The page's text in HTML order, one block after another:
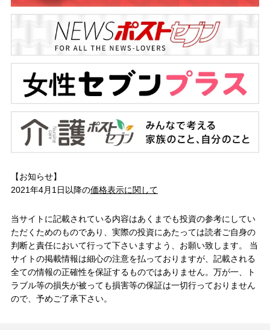
【お知らせ】
2021年4月1日以降の価格表示に関して
当サイトに記載されている内容はあくまでも投資の参考にしてい
ただくためのものであり、実際の投資にあたっては読者ご自身の
判断と責任において行って下さいますよう、お願い致します。 当
サイトの掲載情報は細心の注意を払っておりますが、記載される
全ての情報の正確性を保証するものではありません。万が一、ト
ラブル等の損失が被っても損害等の保証は一切行っておりません
ので、予めご了承下さい。